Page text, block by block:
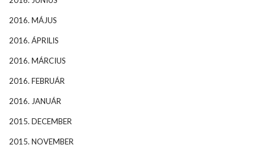
2016. MÁJUS
2016. ÁPRILIS
2016. MÁRCIUS
2016. FEBRUÁR
2016. JANUÁR
2015. DECEMBER
2015. NOVEMBER